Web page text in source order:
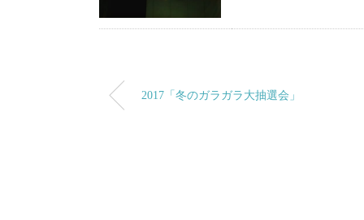
2017「冬のガラガラ大抽選会」